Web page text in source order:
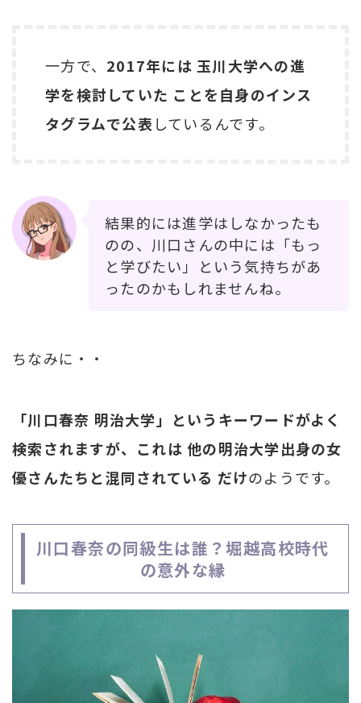
一方で、 2017年には 玉川大学への進
学を検討していた ことを自身のインス
タグラムで公表 しているんです。
結果的には進学はしなかったも
のの、川口さんの中には「もっ
と学びたい」という気持ちがあ
ったのかもしれませんね。
ちなみに・・
「川口春奈 明治大学」というキーワードがよく
検索されますが、これは 他の明治大学出身の女
優さんたちと混同されている だけのようです。
川口春奈の同級生は誰？堀越高校時代
の意外な縁